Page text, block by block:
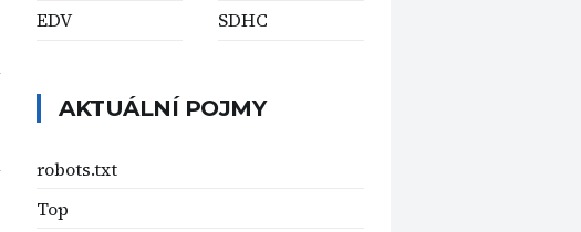
EDV
SDHC
AKTUÁLNÍ POJMY
robots.txt
Top